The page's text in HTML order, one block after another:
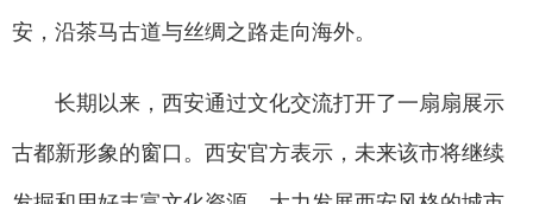
安，沿茶马古道与丝绸之路走向海外。
长期以来，西安通过文化交流打开了一扇扇展示
古都新形象的窗口。西安官方表示，未来该市将继续